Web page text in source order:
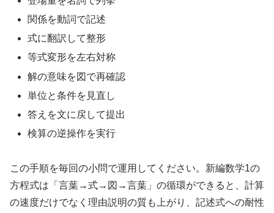
関係を動詞で記述
式に翻訳して整形
等式変形を左右対称
解の意味を図で再確認
単位と条件を見直し
答えを文に戻して提出
検算の逆操作を実行
この手順を毎回の小問で運用してください。新編数学1の
方程式は「言葉→式→図→言葉」の循環ができると、計算
の速度だけでなく理由説明の質も上がり、記述式への耐性